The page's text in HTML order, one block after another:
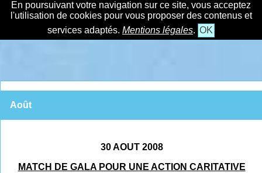
En poursuivant votre navigation sur ce site, vous acceptez
l'utilisation de cookies pour vous proposer des contenus et
services adaptés. Mentions légales. OK
Août
30 AOUT 2008
MATCH DE GALA POUR UNE ACTION CARITATIVE